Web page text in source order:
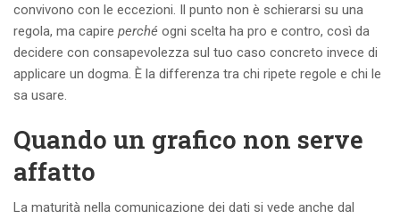
convivono con le eccezioni. Il punto non è schierarsi su una
regola, ma capire perché ogni scelta ha pro e contro, così da
decidere con consapevolezza sul tuo caso concreto invece di
applicare un dogma. È la differenza tra chi ripete regole e chi le
sa usare.
Quando un grafico non serve
affatto
La maturità nella comunicazione dei dati si vede anche dal